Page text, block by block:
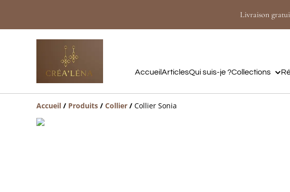
Livraison
AccueilArticlesQui suis-je ?Collections
Accueil / Produits / Collier / Collier Sonia